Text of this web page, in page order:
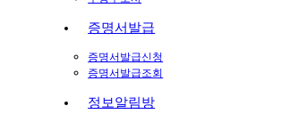
증명서발급
증명서발급신청
증명서발급조회
정보알림방